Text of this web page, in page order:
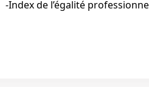
Index de l’égalité